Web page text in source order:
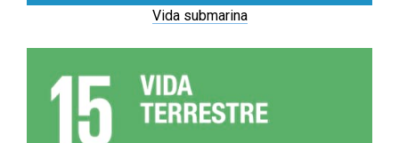
Vida submarina